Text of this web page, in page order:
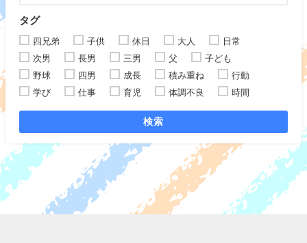
タグ
四兄弟 子供 休日 大人
日常
次男
長男 三男 父
子ども
野球
四男 成長 積み重ね
行動
学び
仕事 育児 体調不良 時間
検索